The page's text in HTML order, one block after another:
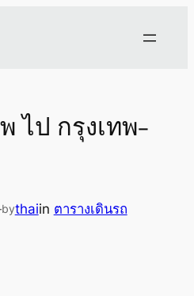
ไป กรุงเทพ-
bythaiin ตารางเดินรถ